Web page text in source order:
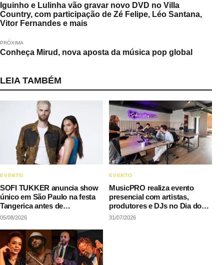
Iguinho e Lulinha vão gravar novo DVD no Villa
Country, com participação de Zé Felipe, Léo Santana,
Vitor Fernandes e mais
PRÓXIMA
Conheça Mirud, nova aposta da música pop global
LEIA TAMBÉM
EVENTO
SOFI TUKKER anuncia show
único em São Paulo na festa
Tangerica antes de
apresentação no Rock in Rio
05/08/2026
EVENTO
MusicPRO realiza evento
presencial com artistas,
produtores e DJs no Dia do
Rap
31/07/2026